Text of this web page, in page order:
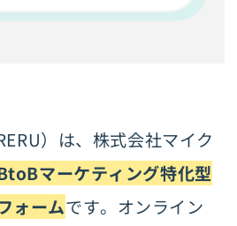
向いていないケース
基本情報
）は、株式会社マイク
マーケティング特化型
ォームです。オンライン